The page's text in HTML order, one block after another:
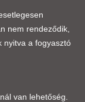
nem rendeződik,
nyitva a fogyasztó
van lehetőség.